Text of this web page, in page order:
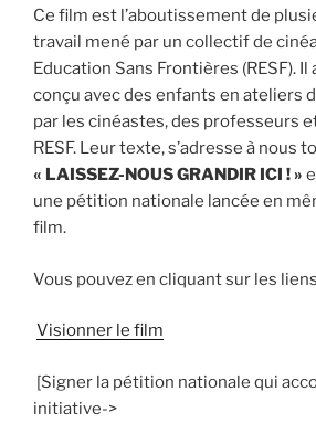
Ce film est l’aboutissement de
travail mené par un collectif de
Education Sans Frontières (RESF).
conçu avec des enfants en ateliers
par les cinéastes, des professeurs
RESF. Leur texte, s’adresse à nous
« LAISSEZ-NOUS GRANDIR ICI ! »
une pétition nationale lancée en
film.
Vous pouvez en cliquant sur les
Visionner le film
[Signer la pétition nationale qui
initiative->